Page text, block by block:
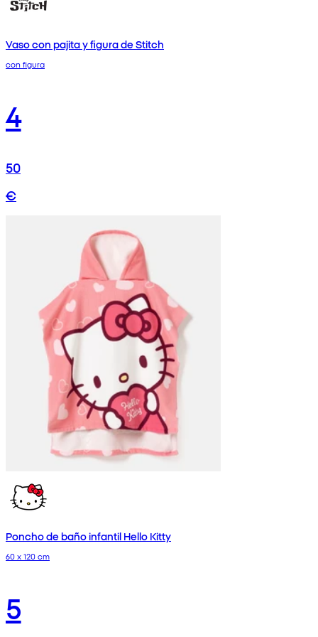
Vaso con pajita y figura de Stitch
con figura
4
50
€
Poncho de baño infantil Hello Kitty
60 x 120 cm
5